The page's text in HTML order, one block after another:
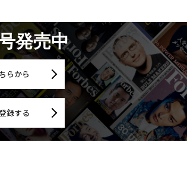
発売中
らから
録する